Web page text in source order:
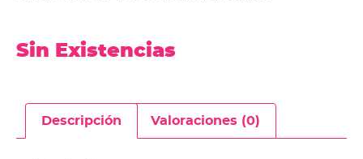
Sin Existencias
Descripción Valoraciones (0)